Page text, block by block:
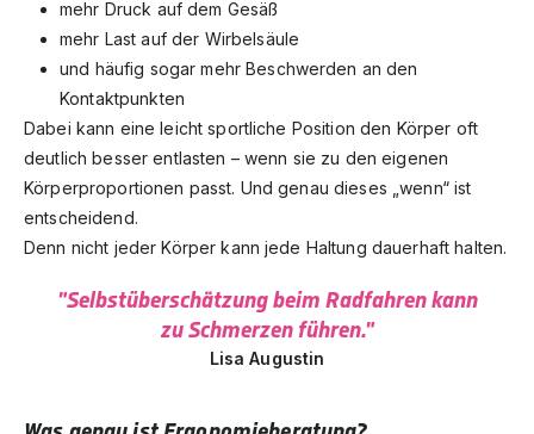
mehr Druck auf dem Gesäß
mehr Last auf der Wirbelsäule
und häufig sogar mehr Beschwerden an den
Kontaktpunkten
Dabei kann eine leicht sportliche Position den Körper oft
deutlich besser entlasten – wenn sie zu den eigenen
Körperproportionen passt. Und genau dieses „wenn“ ist
entscheidend.
Denn nicht jeder Körper kann jede Haltung dauerhaft halten.
"Selbstüberschätzung beim Radfahren kann
zu Schmerzen führen."
Lisa Augustin